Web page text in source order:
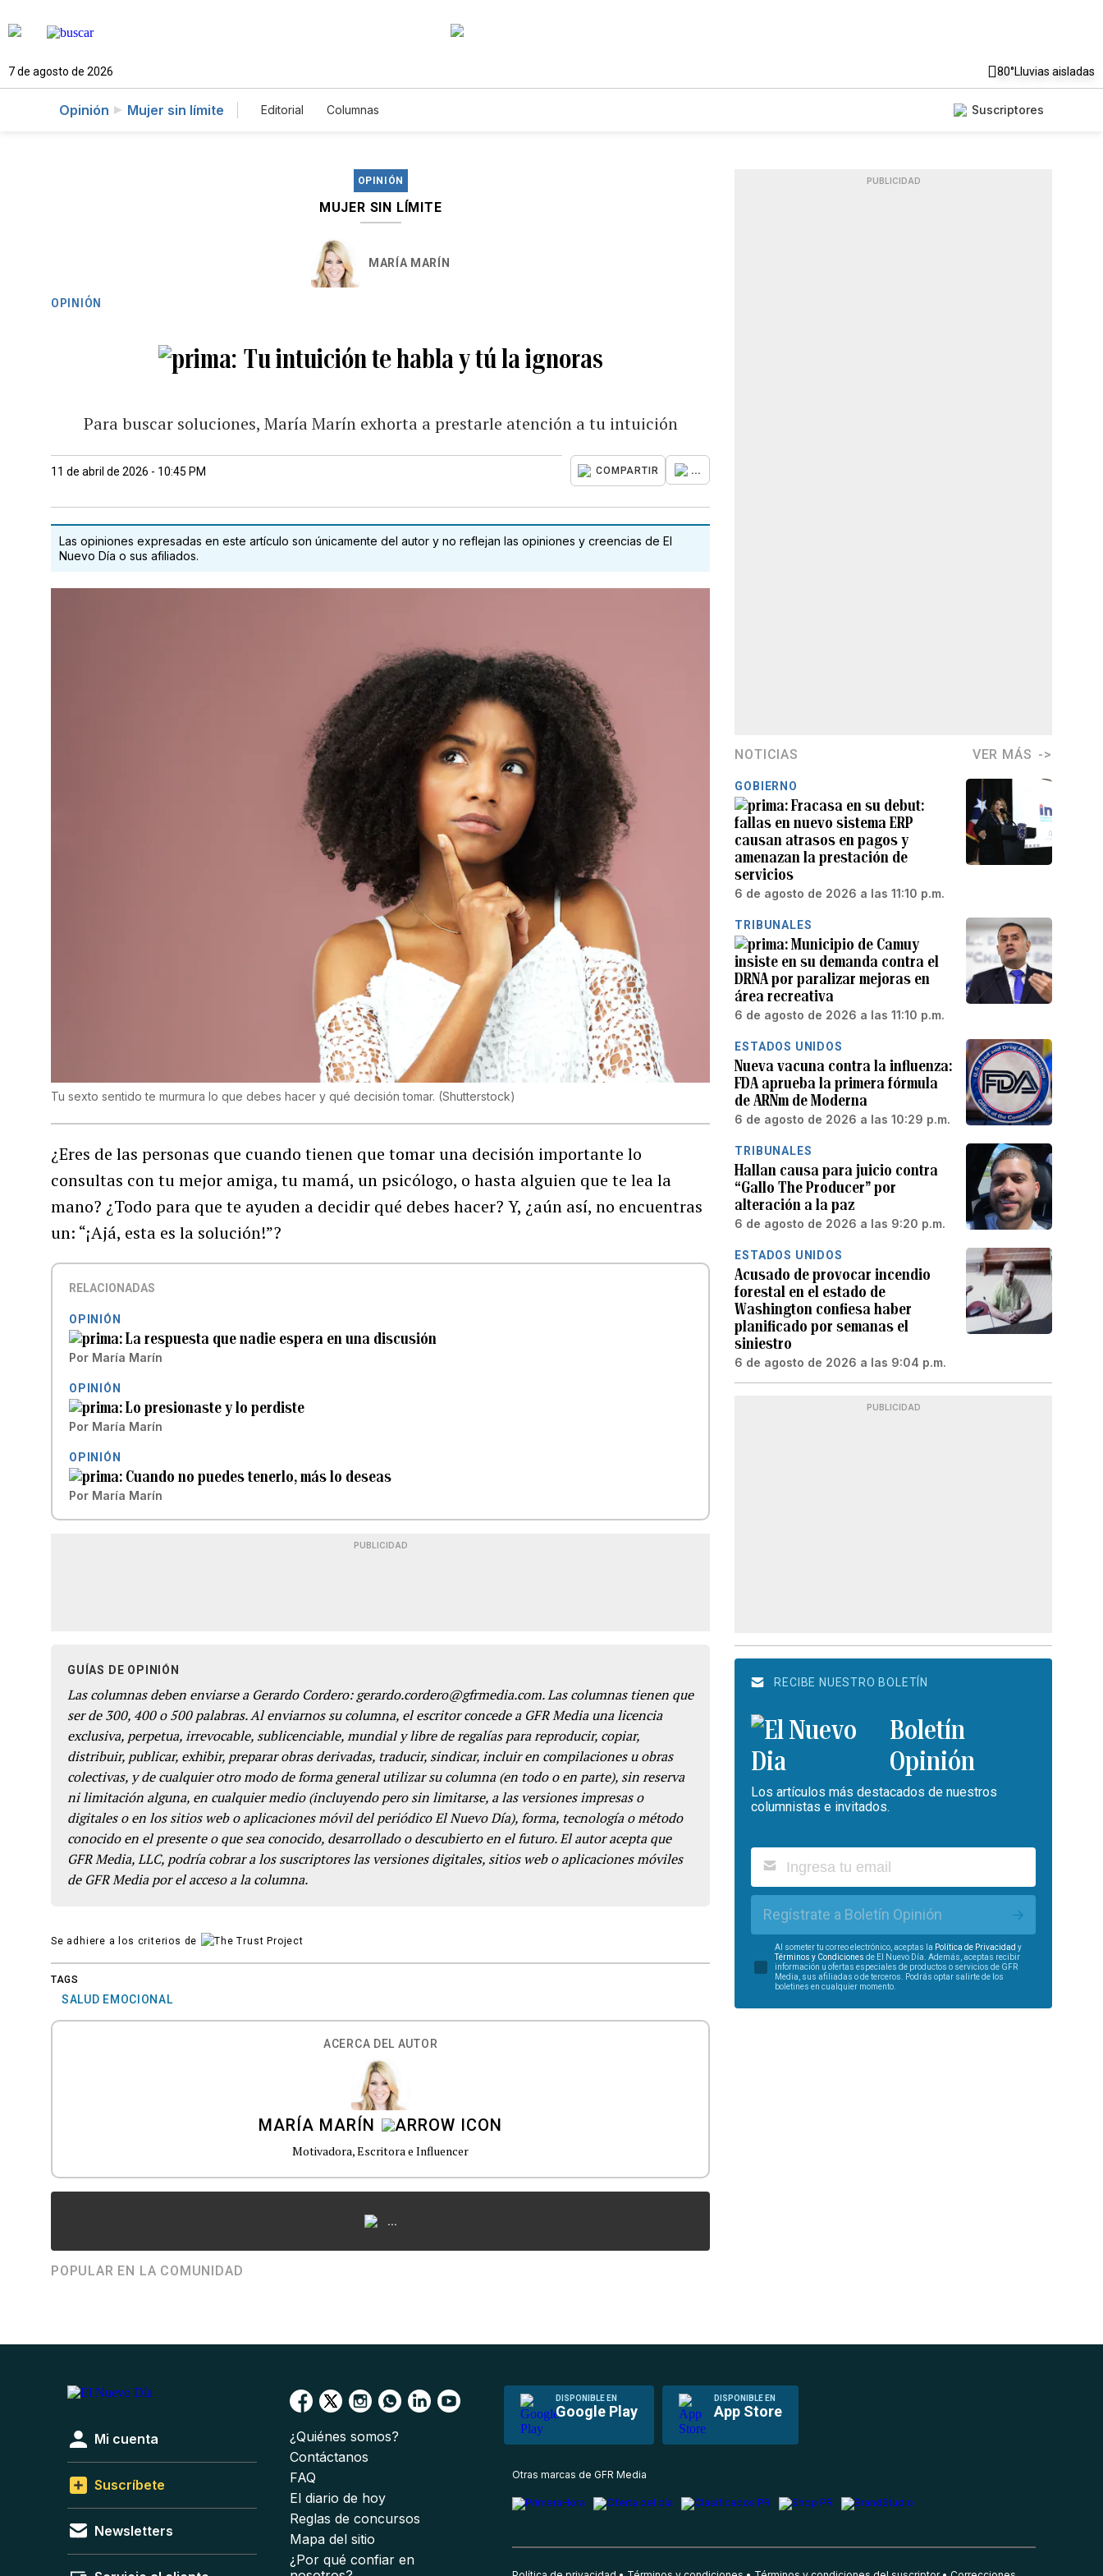
7 de agosto de 2026 80°Lluvias aisladas
Opinión Mujer sin límite Editorial Columnas Suscriptores
OPINIÓN
MUJER SIN LÍMITE
MARÍA MARÍN
OPINIÓN
Tu intuición te habla y tú la ignoras
Para buscar soluciones, María Marín exhorta a prestarle atención a tu intuición
11 de abril de 2026 - 10:45 PM COMPARTIR ...
Las opiniones expresadas en este artículo son únicamente del autor y no reflejan las opiniones y creencias de El
Nuevo Día o sus afiliados.
Tu sexto sentido te murmura lo que debes hacer y qué decisión tomar. (Shutterstock)
¿Eres de las personas que cuando tienen que tomar una decisión importante lo
consultas con tu mejor amiga, tu mamá, un psicólogo, o hasta alguien que te lea la
mano? ¿Todo para que te ayuden a decidir qué debes hacer? Y, ¿aún así, no encuentras
un: “¡Ajá, esta es la solución!”?
RELACIONADAS
OPINIÓN
La respuesta que nadie espera en una discusión
Por María Marín
OPINIÓN
Lo presionaste y lo perdiste
Por María Marín
OPINIÓN
Cuando no puedes tenerlo, más lo deseas
Por María Marín
PUBLICIDAD
GUÍAS DE OPINIÓN
Las columnas deben enviarse a Gerardo Cordero: gerardo.cordero@gfrmedia.com. Las columnas tienen que
ser de 300, 400 o 500 palabras. Al enviarnos su columna, el escritor concede a GFR Media una licencia
exclusiva, perpetua, irrevocable, sublicenciable, mundial y libre de regalías para reproducir, copiar,
distribuir, publicar, exhibir, preparar obras derivadas, traducir, sindicar, incluir en compilaciones u obras
colectivas, y de cualquier otro modo de forma general utilizar su columna (en todo o en parte), sin reserva
ni limitación alguna, en cualquier medio (incluyendo pero sin limitarse, a las versiones impresas o
digitales o en los sitios web o aplicaciones móvil del periódico El Nuevo Día), forma, tecnología o método
conocido en el presente o que sea conocido, desarrollado o descubierto en el futuro. El autor acepta que
GFR Media, LLC, podría cobrar a los suscriptores las versiones digitales, sitios web o aplicaciones móviles
de GFR Media por el acceso a la columna.
Se adhiere a los criterios de
TAGS
SALUD EMOCIONAL
ACERCA DEL AUTOR
MARÍA MARÍN
Motivadora, Escritora e Influencer
...
POPULAR EN LA COMUNIDAD
PUBLICIDAD
NOTICIAS VER MÁS
GOBIERNO
Fracasa en su debut:
fallas en nuevo sistema ERP
causan atrasos en pagos y
amenazan la prestación de
servicios
6 de agosto de 2026 a las 11:10 p.m.
TRIBUNALES
Municipio de Camuy
insiste en su demanda contra el
DRNA por paralizar mejoras en
área recreativa
6 de agosto de 2026 a las 11:10 p.m.
ESTADOS UNIDOS
Nueva vacuna contra la influenza:
FDA aprueba la primera fórmula
de ARNm de Moderna
6 de agosto de 2026 a las 10:29 p.m.
TRIBUNALES
Hallan causa para juicio contra
“Gallo The Producer” por
alteración a la paz
6 de agosto de 2026 a las 9:20 p.m.
ESTADOS UNIDOS
Acusado de provocar incendio
forestal en el estado de
Washington confiesa haber
planificado por semanas el
siniestro
6 de agosto de 2026 a las 9:04 p.m.
PUBLICIDAD
RECIBE NUESTRO BOLETÍN
Boletín
Opinión
Los artículos más destacados de nuestros
columnistas e invitados.
Regístrate a Boletín Opinión
Al someter tu correo electrónico, aceptas la Política de Privacidad y
Términos y Condiciones de El Nuevo Día. Además, aceptas recibir
información u ofertas especiales de productos o servicios de GFR
Media, sus afiliadas o de terceros. Podrás optar salirte de los
boletines en cualquier momento.
DISPONIBLE EN
Google Play
DISPONIBLE EN
App Store
Mi cuenta
Suscríbete
Newsletters
¿Quiénes somos?
Contáctanos
FAQ
El diario de hoy
Reglas de concursos
Mapa del sitio
¿Por qué confiar en
Otras marcas de GFR Media